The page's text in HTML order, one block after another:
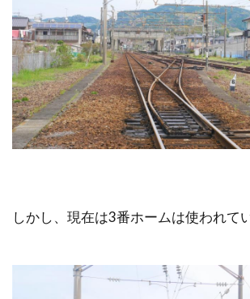
しかし、現在は3番ホームは使われて